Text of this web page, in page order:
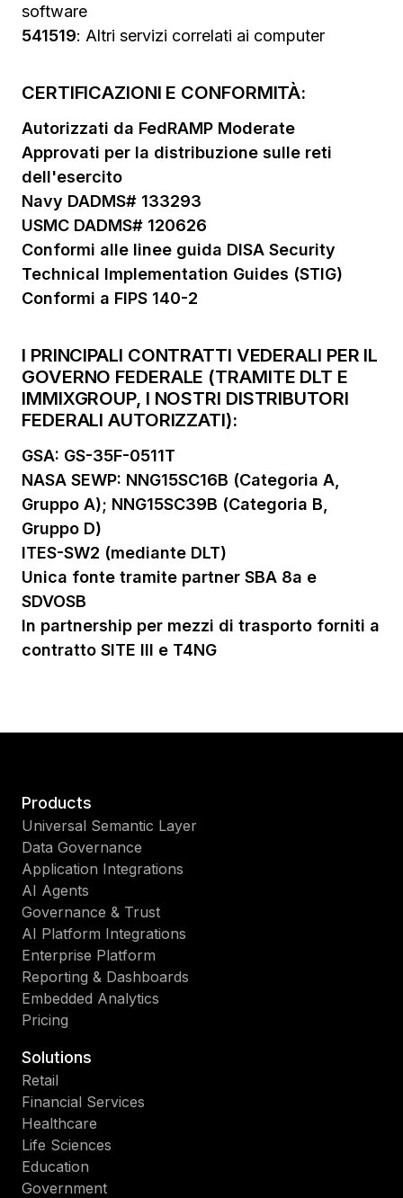
software
541519: Altri servizi correlati ai computer
CERTIFICAZIONI E CONFORMITÀ:
Autorizzati da FedRAMP Moderate
Approvati per la distribuzione sulle reti
dell'esercito
Navy DADMS# 133293
USMC DADMS# 120626
Conformi alle linee guida DISA Security
Technical Implementation Guides (STIG)
Conformi a FIPS 140-2
I PRINCIPALI CONTRATTI VEDERALI PER IL
GOVERNO FEDERALE (TRAMITE DLT E
IMMIXGROUP, I NOSTRI DISTRIBUTORI
FEDERALI AUTORIZZATI):
GSA: GS-35F-0511T
NASA SEWP: NNG15SC16B (Categoria A,
Gruppo A); NNG15SC39B (Categoria B,
Gruppo D)
ITES-SW2 (mediante DLT)
Unica fonte tramite partner SBA 8a e
SDVOSB
In partnership per mezzi di trasporto forniti a
contratto SITE III e T4NG
Products
Universal Semantic Layer
Data Governance
Application Integrations
AI Agents
Governance & Trust
AI Platform Integrations
Enterprise Platform
Reporting & Dashboards
Embedded Analytics
Pricing
Solutions
Retail
Financial Services
Healthcare
Life Sciences
Education
Government